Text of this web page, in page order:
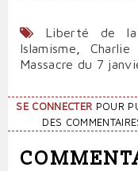
Liberté de la
Islamisme
Charlie
Massacre du 7
SE CONNECTER POUR
DES